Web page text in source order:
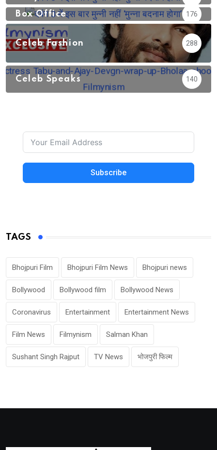
Box Office 176
Celeb Fashion 288
Celeb Speaks 140
Subscribe
TAGS
Bhojpuri Film Bhojpuri Film News Bhojpuri news
Bollywood Bollywood film Bollywood News
Coronavirus Entertainment Entertainment News
Film News Filmynism Salman Khan
Sushant Singh Rajput TV News भोजपुरी फिल्म